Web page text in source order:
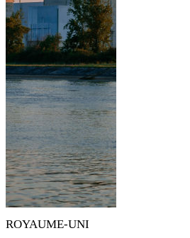
ROYAUME-UNI